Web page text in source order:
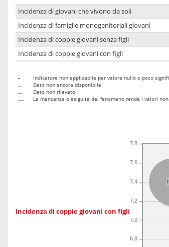
Incidenza di giovani che vivono da soli
Incidenza di famiglie monogenitoriali giovani
Incidenza di coppie giovani senza figli
Incidenza di coppie giovani con figli
-
Indicatore non applicabile per valore nullo o poco
..
Dato non ancora disponibile
...
Dato non rilevato
....
La mancanza o esiguità del fenomeno rende i valori
Incidenza di coppie giovani con figli
6.8
7.0
7.2
7.4
7.6
7.8